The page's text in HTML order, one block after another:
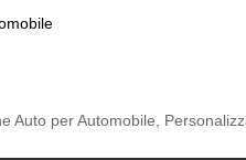
Auto per Automobile,